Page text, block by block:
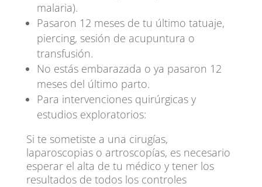
malaria).
Pasaron 12 meses de tu último tatuaje,
piercing, sesión de acupuntura o
transfusión.
No estás embarazada o ya pasaron 12
meses del último parto.
Para intervenciones quirúrgicas y
estudios exploratorios:
Si te sometiste a una cirugías,
laparoscopias o artroscopías, es necesario
esperar el alta de tu médico y tener los
resultados de todos los controles